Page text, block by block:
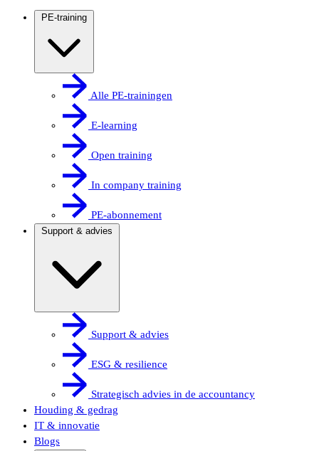
PE-training
Alle PE-trainingen
E-learning
Open training
In company training
PE-abonnement
Support & advies
Support & advies
ESG & resilience
Strategisch advies in de accountancy
Houding & gedrag
IT & innovatie
Blogs